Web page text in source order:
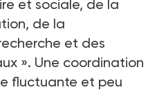
et sociale, de la
de la
et des
». Une coordination
fluctuante et peu